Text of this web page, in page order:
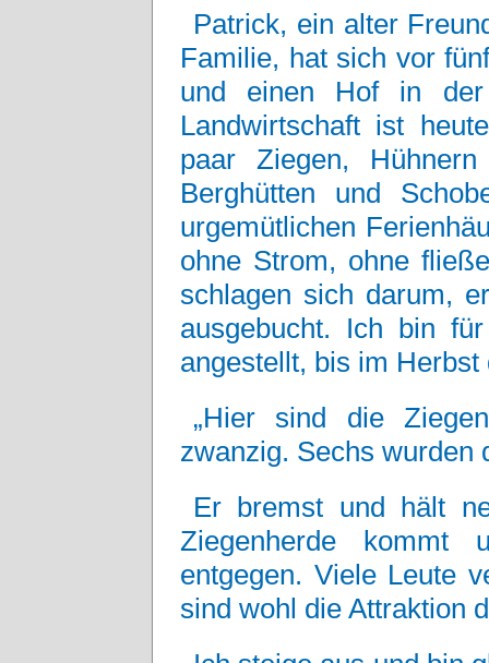
Patrick, ein alter
Familie, hat sich vor
und einen Hof in der
Landwirtschaft ist
paar Ziegen,
Berghütten und
urgemütlichen
ohne Strom, ohne
schlagen sich darum,
ausgebucht. Ich bin
angestellt, bis im
„Hier sind die
zwanzig. Sechs wurden
Er bremst und hält
Ziegenherde
entgegen. Viele Leute
sind wohl die Attraktion